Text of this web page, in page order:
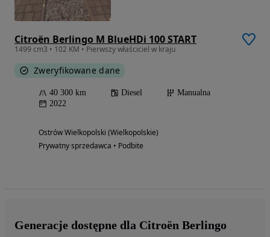
Citroën Berlingo M BlueHDi 100 START
1499 cm3 • 102 KM • Pierwszy właściciel w kraju
Zweryfikowane dane
40 300 km Diesel
Manualna
2022
Ostrów Wielkopolski (Wielkopolskie)
Prywatny sprzedawca • Podbite
Generacje dostępne dla Citroën Berlingo